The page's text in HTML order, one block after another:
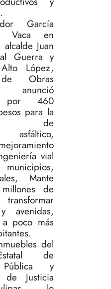
García
Vaca en
Juan
Guerra y
López,
Obras
anunció
por 460
para la
de
asfáltico,
vial
Mante
de
avenidas,
poco más
del
de
Pública y
de Justicia